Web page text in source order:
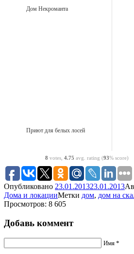
Дом Некроманта
Приют для белых лосей
8 votes, 4.75 avg. rating (93% score)
Опубликовано 23.01.201323.01.2013
Дома и локацииМетки дом, дом на
Просмотров: 8 605
Добавь коммент
Имя *